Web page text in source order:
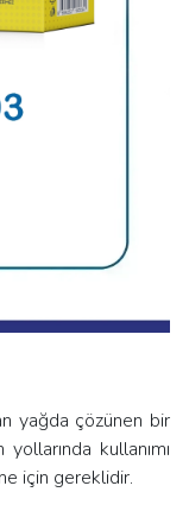
yağda çözünen bir
kullanımı
için gereklidir.